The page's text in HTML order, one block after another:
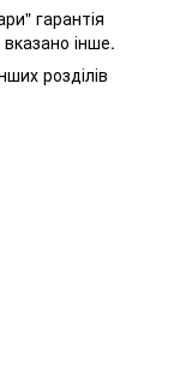
гарантія
інше.
розділів